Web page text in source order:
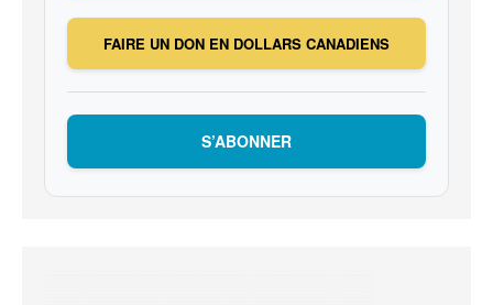
FAIRE UN DON EN DOLLARS CANADIENS
S’ABONNER